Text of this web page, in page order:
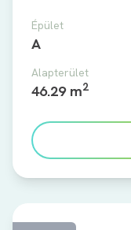
Épület
A
Alapterület
46.29 m2